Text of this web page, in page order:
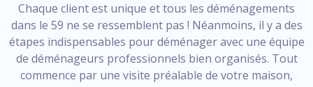
Chaque client est unique et tous les déménagements
dans le 59 ne se ressemblent pas ! Néanmoins, il y a des
étapes indispensables pour déménager avec une équipe
de déménageurs professionnels bien organisés. Tout
commence par une visite préalable de votre maison,